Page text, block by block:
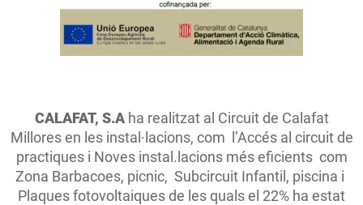
CALAFAT, S.Aha realitzat al Circuit de Calafat
Millores en les instal·lacions, com l’Accés al circuit de
practiques i Noves instal.lacions més eficients com
Zona Barbacoes, picnic, Subcircuit Infantil, piscina i
Plaques fotovoltaiques de les quals el 22% ha estat